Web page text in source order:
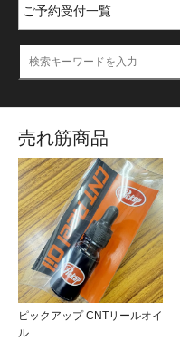
売れ筋商品
ピックアップ CNTリールオイ
ル